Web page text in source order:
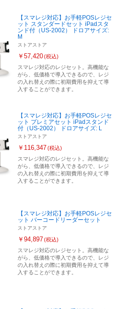
【スマレジ対応】お手軽POSレジセ
ット スタンダードセット iPadスタ
ンド付（US-2002） ドロアサイズ:
M
ストアストア
￥57,420(税込)
スマレジ対応のレジセット。高機能な
がら、低価格で導入できるので、レジ
の入れ替えの際に初期費用を抑えて導
入することができます。
【スマレジ対応】お手軽POSレジセ
ット プレミアセット iPadスタンド
付（US-2002） ドロアサイズ: L
ストアストア
￥116,347(税込)
スマレジ対応のレジセット。高機能な
がら、低価格で導入できるので、レジ
の入れ替えの際に初期費用を抑えて導
入することができます。
【スマレジ対応】お手軽POSレジセ
ット バーコードリーダーセット
ストアストア
￥94,897(税込)
スマレジ対応のレジセット。高機能な
がら、低価格で導入できるので、レジ
の入れ替えの際に初期費用を抑えて導
入することができます。